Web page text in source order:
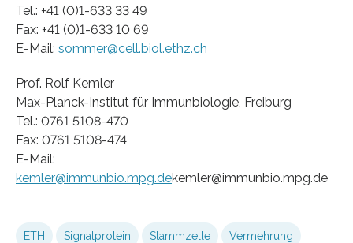
Tel.: +41 (0)1-633 33 49
Fax: +41 (0)1-633 10 69
E-Mail: sommer@cell.biol.ethz.ch
Prof. Rolf Kemler
Max-Planck-Institut für Immunbiologie, Freiburg
Tel.: 0761 5108-470
Fax: 0761 5108-474
E-Mail:
kemler@immunbio.mpg.dekemler@immunbio.mpg.de
ETH Signalprotein Stammzelle Vermehrung